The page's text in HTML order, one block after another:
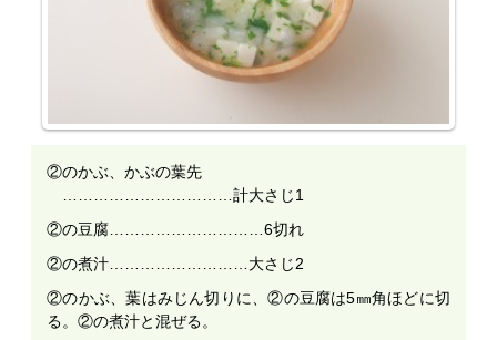
②のかぶ、かぶの葉先
……………………………計大さじ1
②の豆腐…………………………6切れ
②の煮汁………………………大さじ2
②のかぶ、葉はみじん切りに、②の豆腐は5㎜角ほどに切
る。②の煮汁と混ぜる。